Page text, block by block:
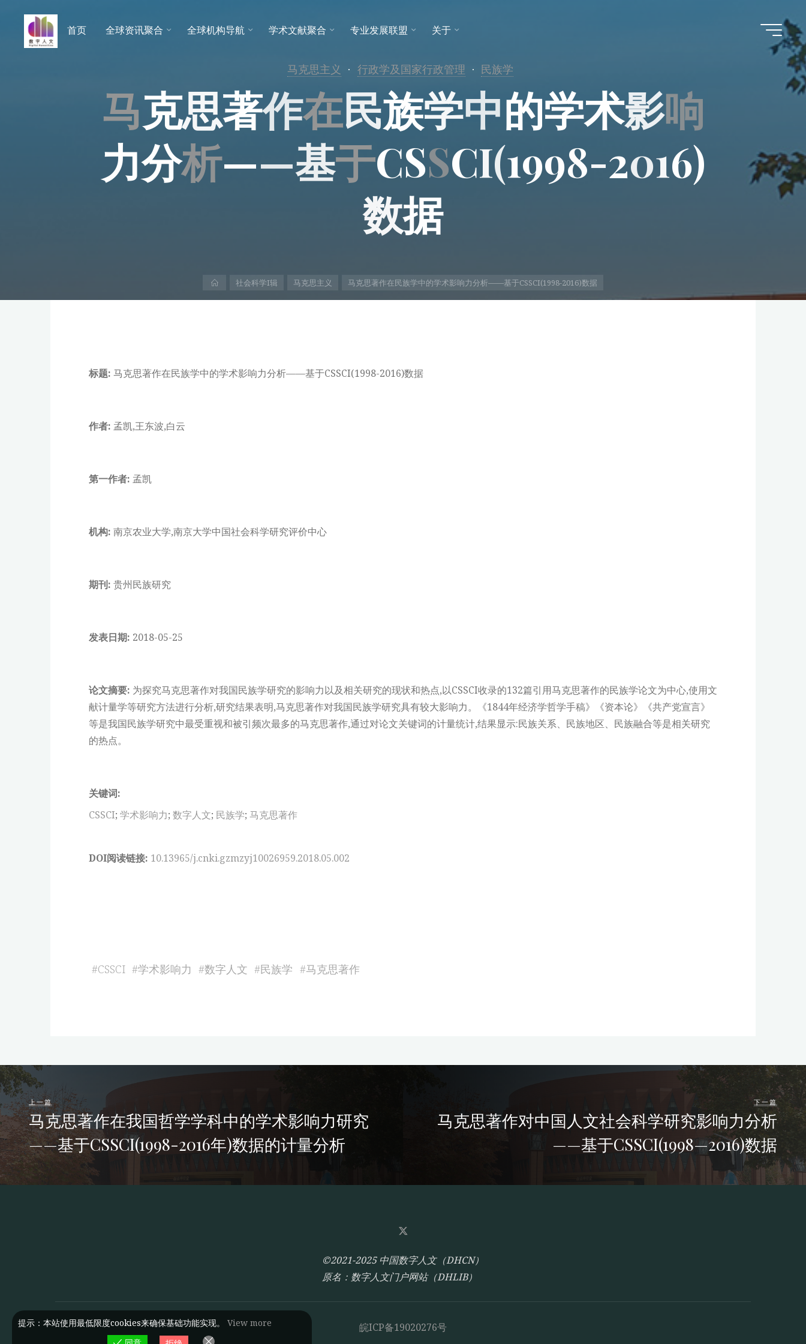
数字人
首页 全球资讯聚合 全球机构导航 学术文献聚合 专业发展联盟 关于
马克思主义 行政学及国家行政管理 民族学
马克思著作在民族学中的学术影响
力分析——基于CSSCI(1998-2016)
数据
社会科学I辑 马克思主义 马克思著作在民族学中的学术影响力分析——基于CSSCI(1998-2016)数据
标题: 马克思著作在民族学中的学术影响力分析——基于CSSCI(1998-2016)数据
作者: 孟凯,王东波,白云
第一作者: 孟凯
机构: 南京农业大学,南京大学中国社会科学研究评价中心
期刊: 贵州民族研究
发表日期: 2018-05-25
论文摘要: 为探究马克思著作对我国民族学研究的影响力以及相关研究的现状和热点,以CSSCI收录的132篇引用马克思著作的民族学论文为中心,使用文
献计量学等研究方法进行分析,研究结果表明,马克思著作对我国民族学研究具有较大影响力。《1844年经济学哲学手稿》《资本论》《共产党宣言》
等是我国民族学研究中最受重视和被引频次最多的马克思著作,通过对论文关键词的计量统计,结果显示:民族关系、民族地区、民族融合等是相关研究
的热点。
关键词:
CSSCI; 学术影响力; 数字人文; 民族学; 马克思著作
DOI阅读链接: 10.13965/j.cnki.gzmzyj10026959.2018.05.002
#CSSCI #学术影响力 #数字人文 #民族学 #马克思著作
上一篇
马克思著作在我国哲学学科中的学术影响力研究
——基于CSSCI(1998-2016年)数据的计量分析
下一篇
马克思著作对中国人文社会科学研究影响力分析
——基于CSSCI(1998—2016)数据
©2021-2025 中国数字人文（DHCN）
原名：数字人文门户网站（DHLIB）
皖ICP备19020276号
提示：本站使用最低限度cookies来确保基础功能实现。 View more